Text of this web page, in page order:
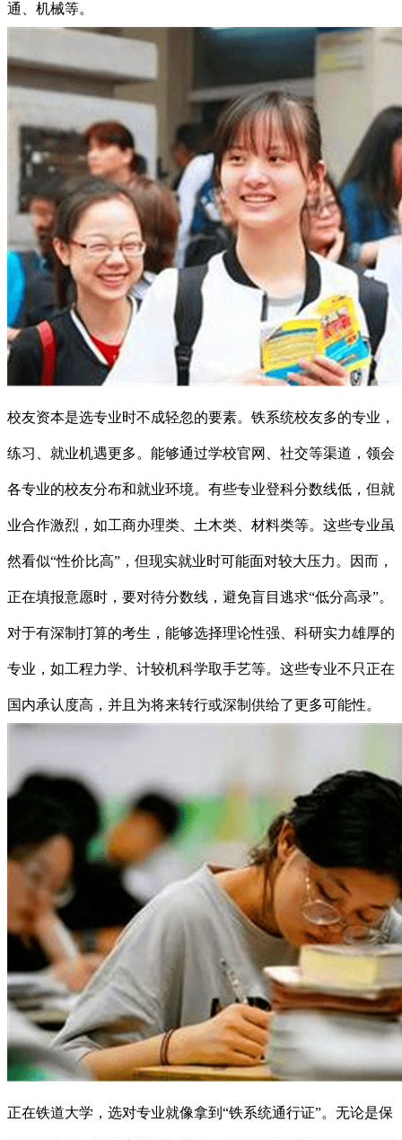
通、机械等。
校友资本是选专业时不成轻忽的要素。铁系统校友多的专业，
练习、就业机遇更多。能够通过学校官网、社交等渠道，领会
各专业的校友分布和就业环境。有些专业登科分数线低，但就
业合作激烈，如工商办理类、土木类、材料类等。这些专业虽
然看似“性价比高”，但现实就业时可能面对较大压力。因而，
正在填报意愿时，要对待分数线，避免盲目逃求“低分高录”。
对于有深制打算的考生，能够选择理论性强、科研实力雄厚的
专业，如工程力学、计较机科学取手艺等。这些专业不只正在
国内承认度高，并且为将来转行或深制供给了更多可能性。
正在铁道大学，选对专业就像拿到“铁系统通行证”。无论是保